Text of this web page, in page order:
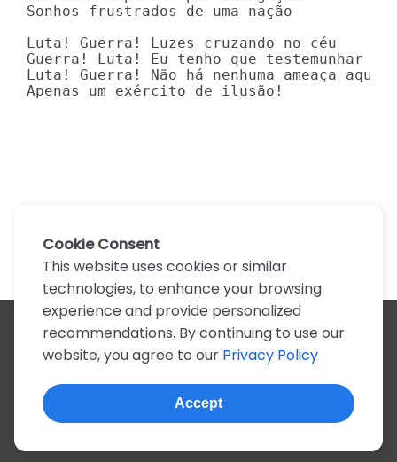
Sonhos frustrados de uma nação
Luta! Guerra! Luzes cruzando no céu
Guerra! Luta! Eu tenho que testemunhar
Luta! Guerra! Não há nenhuma ameaça aqui
Apenas um exército de ilusão!
All artists
A
B C D E F G H I J K
N
O P Q R S T U V W X
Z
0-9
Cookie Consent
This website uses cookies or similar
technologies, to enhance your browsing
experience and provide personalized
recommendations. By continuing to use our
website, you agree to our Privacy Policy
Accept